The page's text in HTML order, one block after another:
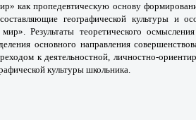
как пропедевтическую основу
составляющие географической культуры и
Результаты теоретического
основного направления
к деятельностной,личностно-
культуры школьника.